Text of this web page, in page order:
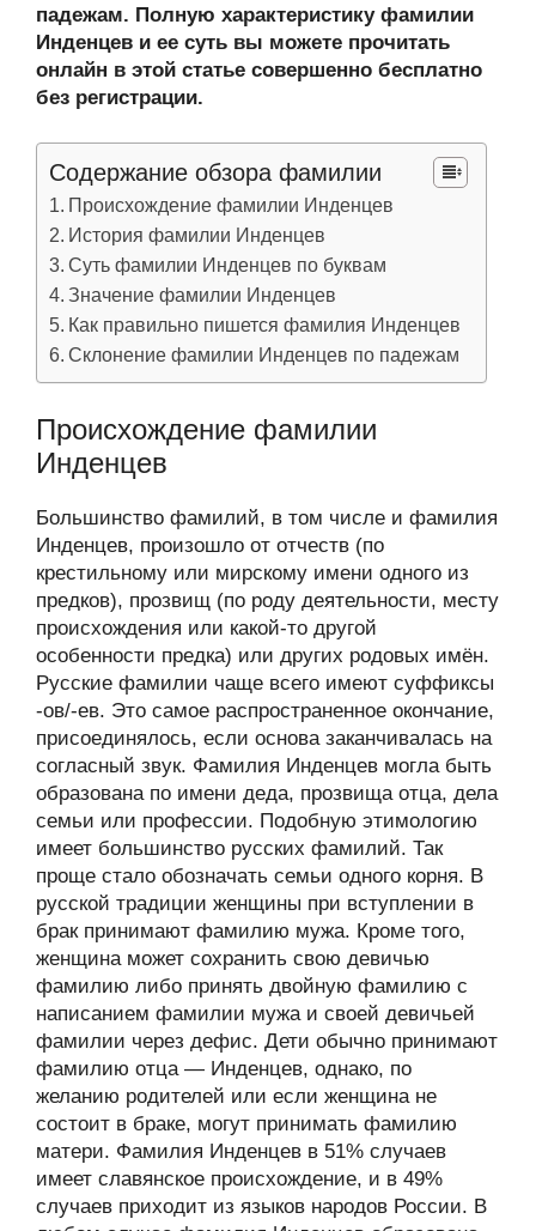
падежам. Полную характеристику фамилии
Инденцев и ее суть вы можете прочитать
онлайн в этой статье совершенно бесплатно
без регистрации.
Содержание обзора фамилии
Происхождение фамилии Инденцев
История фамилии Инденцев
Суть фамилии Инденцев по буквам
Значение фамилии Инденцев
Как правильно пишется фамилия Инденцев
Склонение фамилии Инденцев по падежам
Происхождение фамилии
Инденцев
Большинство фамилий, в том числе и фамилия
Инденцев, произошло от отчеств (по
крестильному или мирскому имени одного из
предков), прозвищ (по роду деятельности, месту
происхождения или какой-то другой
особенности предка) или других родовых имён.
Русские фамилии чаще всего имеют суффиксы
-ов/-ев. Это самое распространенное окончание,
присоединялось, если основа заканчивалась на
согласный звук. Фамилия Инденцев могла быть
образована по имени деда, прозвища отца, дела
семьи или профессии. Подобную этимологию
имеет большинство русских фамилий. Так
проще стало обозначать семьи одного корня. В
русской традиции женщины при вступлении в
брак принимают фамилию мужа. Кроме того,
женщина может сохранить свою девичью
фамилию либо принять двойную фамилию с
написанием фамилии мужа и своей девичьей
фамилии через дефис. Дети обычно принимают
фамилию отца — Инденцев, однако, по
желанию родителей или если женщина не
состоит в браке, могут принимать фамилию
матери. Фамилия Инденцев в 51% случаев
имеет славянское происхождение, и в 49%
случаев приходит из языков народов России. В